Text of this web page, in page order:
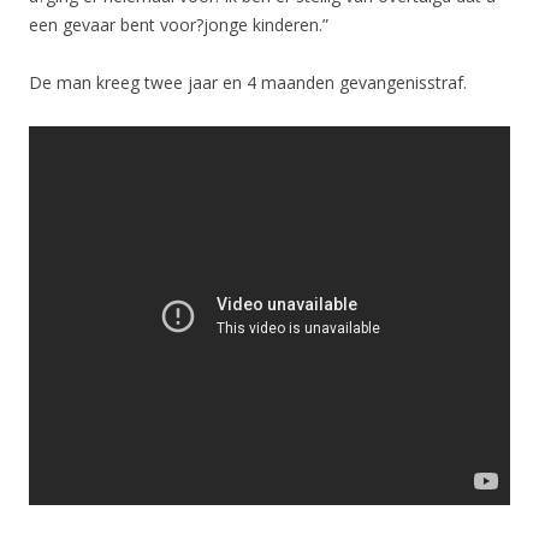
een gevaar bent voor?jonge kinderen.”
De man kreeg twee jaar en 4 maanden gevangenisstraf.